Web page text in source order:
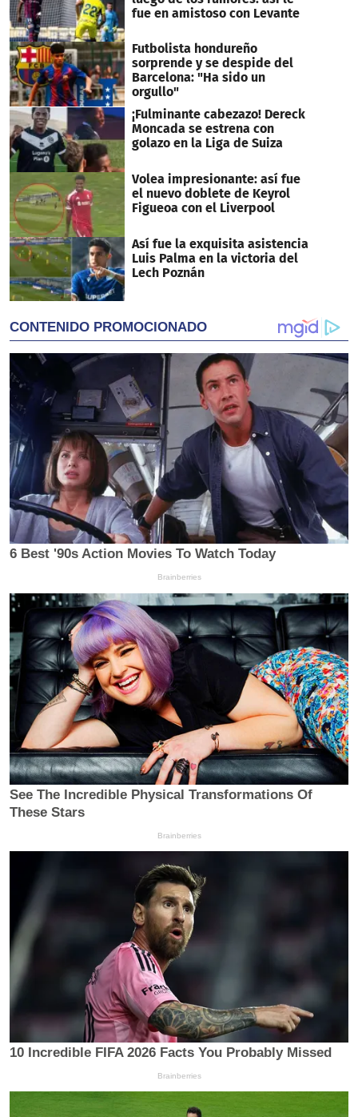
fue en amistoso con Levante
Futbolista hondureño
sorprende y se despide del
Barcelona: "Ha sido un
orgullo"
¡Fulminante cabezazo! Dereck
Moncada se estrena con
golazo en la Liga de Suiza
Volea impresionante: así fue
el nuevo doblete de Keyrol
Figueoa con el Liverpool
Así fue la exquisita asistencia
Luis Palma en la victoria del
Lech Poznán